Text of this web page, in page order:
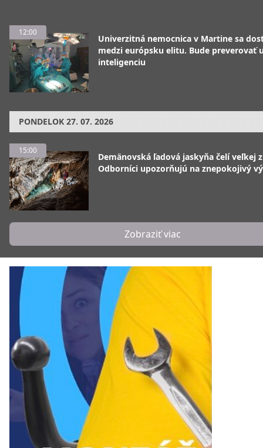
12:00
Univerzitná nemocnica v Martine sa
medzi európsku elitu. Bude preverovať
inteligenciu
PONDELOK 27. 07. 2026
15:00
Demänovská ľadová jaskyňa čelí veľkej
Odborníci upozorňujú na znepokojivý
Zobraziť viac